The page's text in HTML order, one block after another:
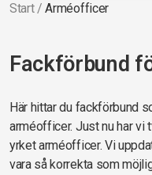
Start/Arméofficer
Fackförbund
Här hittar du fackförbund
arméofficer. Just nu har vi
yrket arméofficer. Vi
vara så korrekta som